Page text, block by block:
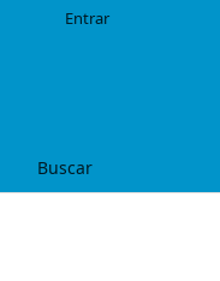
Buscar
Entrar